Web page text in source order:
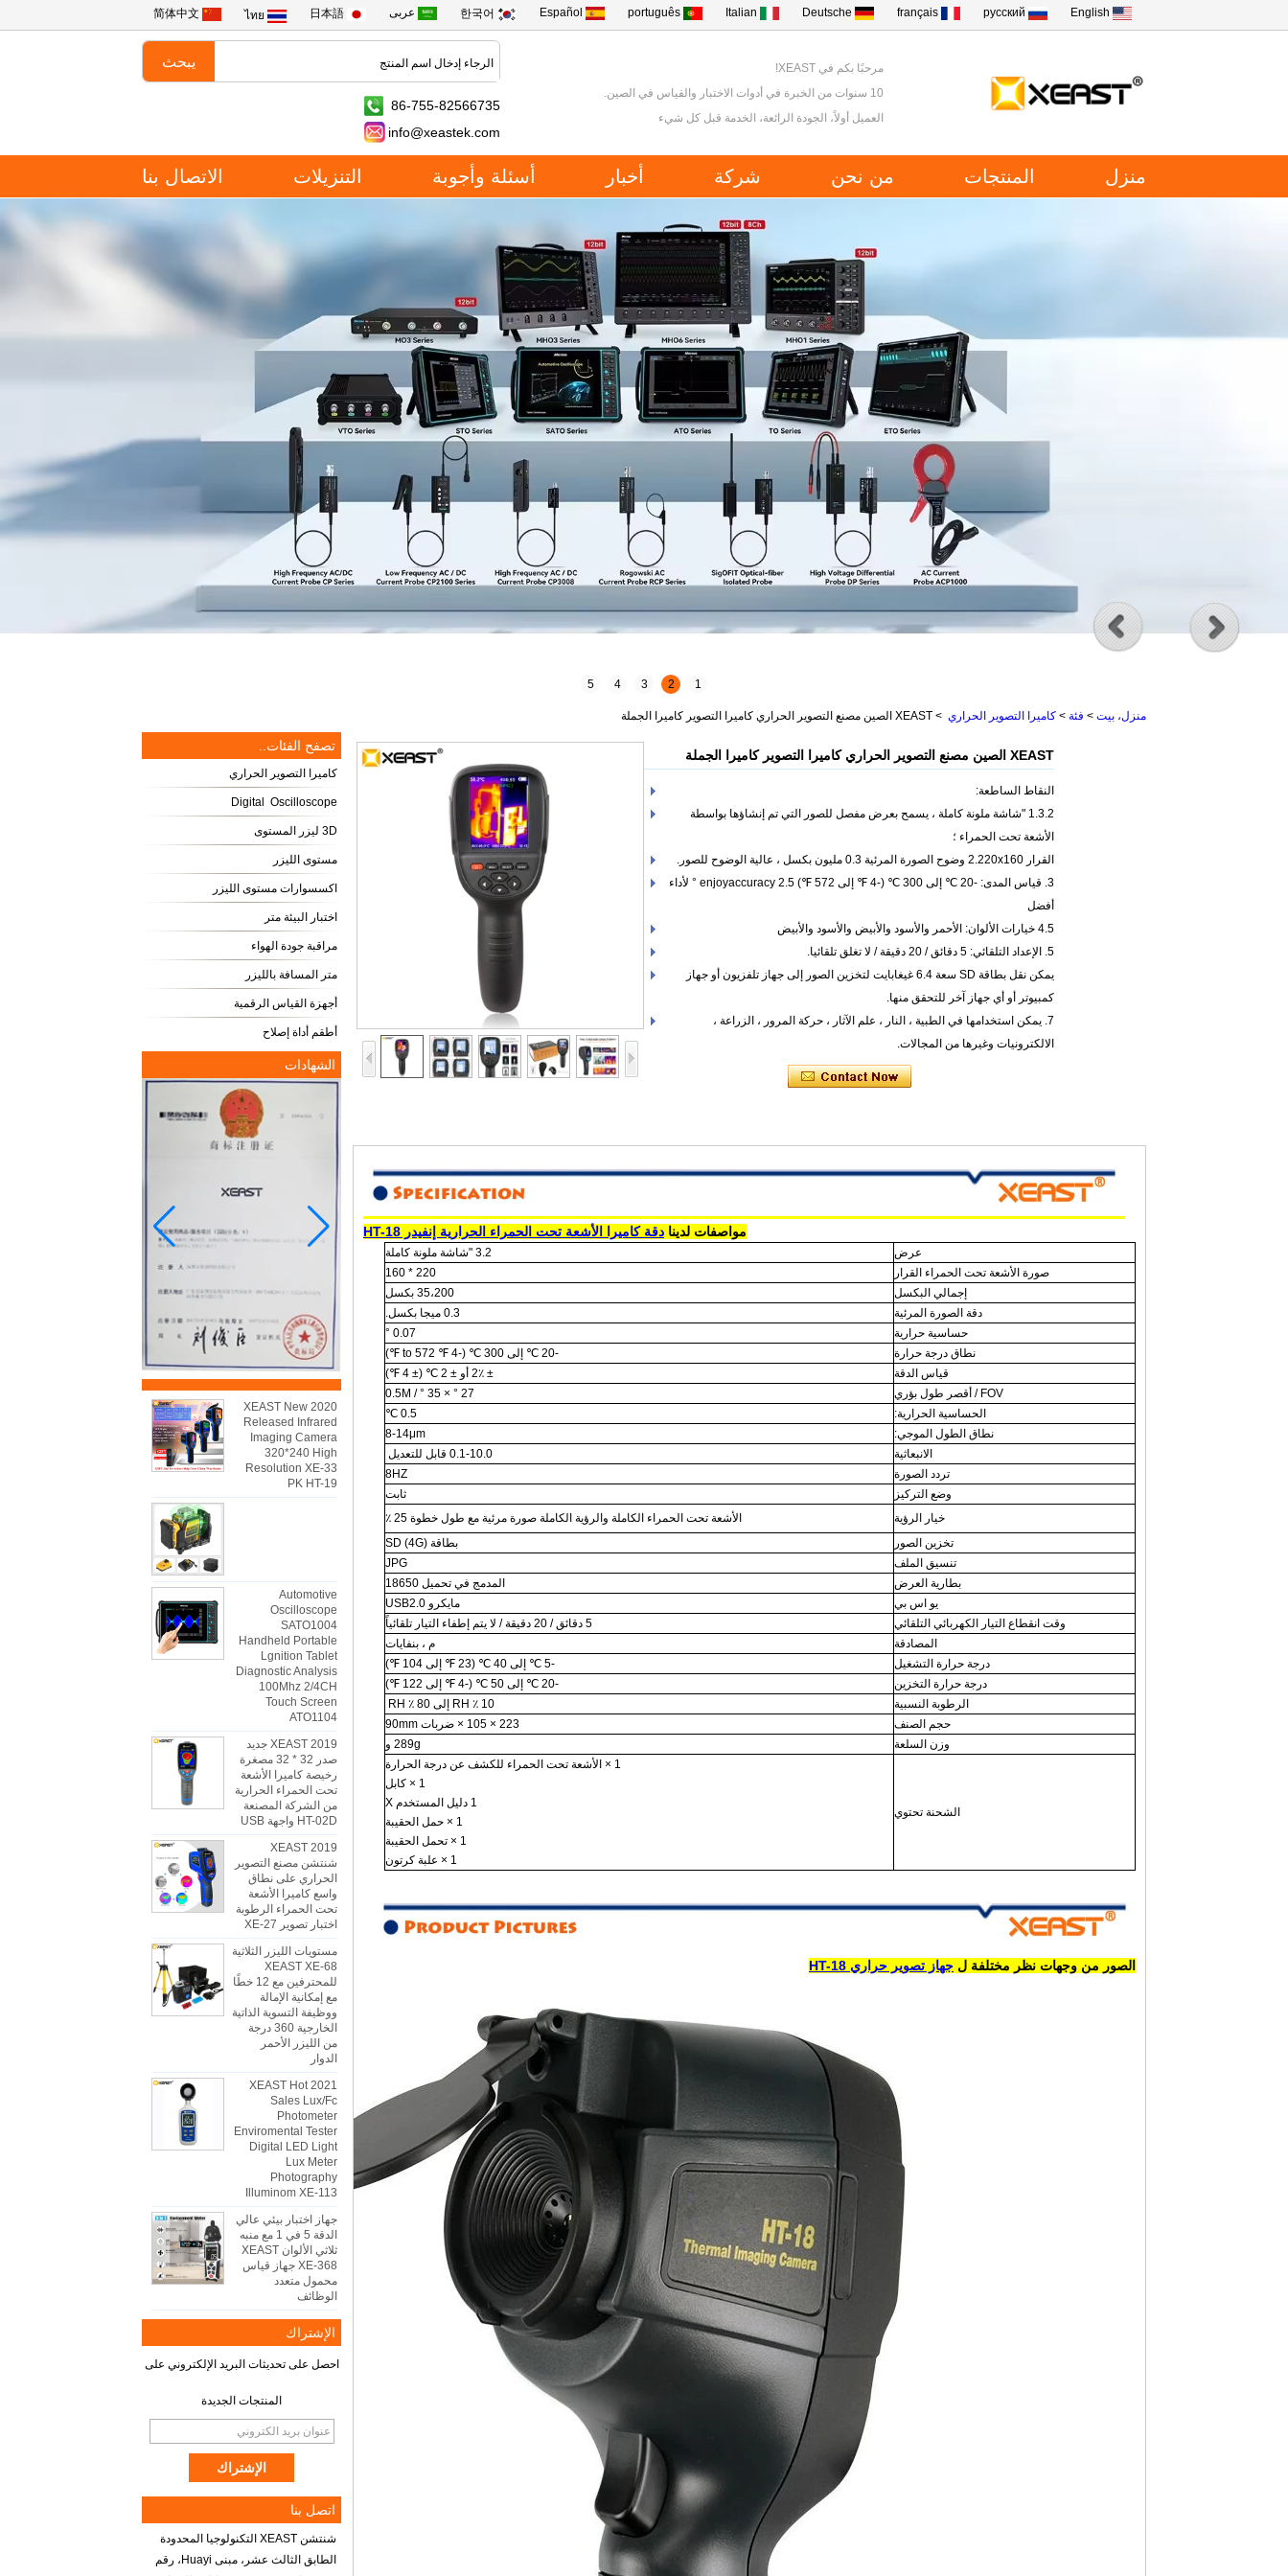
English
русский
français
Deutsche
Italian
português
Español
한국어 عربى 日本語
ไทย
简体中文
مرحبًا بكم في XEAST!
10 سنوات من الخبرة في أدوات الاختبار والقياس في الصين.
العميل أولاً، الجودة الرائعة، الخدمة قبل كل شيء
86-755-82566735
info@xeastek.com
منزل المنتجات من نحن شركة أخبار أسئلة وأجوبة التنزيلات الاتصال بنا
1
2
3
4
5
منزل، بيت > فئة > كاميرا التصوير الحراري > XEAST الصين مصنع التصوير الحراري كاميرا التصوير كاميرا الجملة
تصفح الفئات..
كاميرا التصوير الحراري
Digital Oscilloscope
3D ليزر المستوى
مستوى الليزر
اكسسوارات مستوى الليزر
اختبار البيئة متر
مراقبة جودة الهواء
متر المسافة بالليزر
أجهزة القياس الرقمية
أطقم أداة إصلاح
الشهادات
2020 XEAST New
Released Infrared
Imaging Camera
320*240 High
Resolution XE-33
PK HT-19
Automotive
Oscilloscope
SATO1004
Handheld Portable
Lgnition Tablet
Diagnostic Analysis
100Mhz 2/4CH
Touch Screen
ATO1104
2019 XEAST جديد
صدر 32 * 32 مصغرة
رخيصة كاميرا الأشعة
تحت الحمراء الحرارية
من الشركة المصنعة
HT-02D واجهة USB
2019 XEAST
شنتشن مصنع التصوير
الحراري على نطاق
واسع كاميرا الأشعة
تحت الحمراء الرطوبة
اختبار تصوير XE-27
مستويات الليزر الثلاثية
XEAST XE-68
للمحترفين مع 12 خطًا
مع إمكانية الإمالة
ووظيفة التسوية الذاتية
الخارجية 360 درجة
من الليزر الأحمر
الدوار
2021 XEAST Hot
Sales Lux/Fc
Photometer
Enviromental Tester
Digital LED Light
Lux Meter
Photography
Illuminom XE-113
جهاز اختبار بيئي عالي
الدقة 5 في 1 مع منبه
ثلاثي الألوان XEAST
XE-368 جهاز قياس
محمول متعدد
الوظائف
الإشتراك
احصل على تحديثات البريد الإلكتروني على
المنتجات الجديدة
اتصل بنا
شنتشن XEAST التكنولوجيا المحدودة
الطابق الثالث عشر، مبنى Huayi، رقم
XEAST الصين مصنع التصوير الحراري كاميرا التصوير كاميرا الجملة
النقاط الساطعة:
1.3.2 "شاشة ملونة كاملة ، يسمح بعرض مفصل للصور التي تم إنشاؤها بواسطة
الأشعة تحت الحمراء ؛
القرار 2.220x160 وضوح الصورة المرئية 0.3 مليون بكسل ، عالية الوضوح للصور.
3. قياس المدى: -20 ℃ إلى 300 ℃ (-4 ℉ إلى 572 ℉) enjoyaccuracy 2.5 ° لأداء
أفضل
4.5 خيارات الألوان: الأحمر والأسود والأبيض والأسود والأبيض
5. الإعداد التلقائي: 5 دقائق / 20 دقيقة / لا تغلق تلقائيا.
يمكن نقل بطاقة SD سعة 6.4 غيغابايت لتخزين الصور إلى جهاز تلفزيون أو جهاز
كمبيوتر أو أي جهاز آخر للتحقق منها.
7. يمكن استخدامها في الطبية ، النار ، علم الآثار ، حركة المرور ، الزراعة ،
الالكترونيات وغيرها من المجالات.
مواصفات لدينا دقة كاميرا الأشعة تحت الحمراء الحرارية إنفيدر HT-18
عرض
صورة الأشعة تحت الحمراء القرار
220 * 160
إجمالي البكسل
35،200 بكسل
دقة الصورة المرئية
0.3 ميجا بكسل.
حساسية حرارية
0.07 °
نطاق درجة حرارة
-20 ℃ إلى 300 ℃ (-4 ℉ to 572 ℉)
قياس الدقة
± 2٪ أو ± 2 ℃ (± 4 ℉)
FOV / أقصر طول بؤري
الحساسية الحرارية:
0.5 ℃
نطاق الطول الموجي:
8-14μm
الانبعاثية
0.1-10.0 قابل للتعديل
تردد الصورة
8HZ
وضع التركيز
ثابت
خيار الرؤية
الأشعة تحت الحمراء الكاملة والرؤية الكاملة صورة مرئية مع طول خطوة 25 ٪
تخزين الصور
بطاقة SD (4G)
تنسيق الملف
JPG
بطارية العرض
المدمج في تحميل 18650
يو اس بي
مايكرو USB2.0
وقت انقطاع التيار الكهربائي التلقائي
5 دقائق / 20 دقيقة / لا يتم إطفاء التيار تلقائياً
المصادقة
م ، بنفايات
درجة حرارة التشغيل
-5 ℃ إلى 40 ℃ (23 ℉ إلى 104 ℉)
درجة حرارة التخزين
-20 ℃ إلى 50 ℃ (-4 ℉ إلى 122 ℉)
الرطوبة النسبية
10 ٪ RH إلى 80 ٪ RH
حجم الصنف
223 × 105 × ضربات 90mm
وزن السلعة
289g و
الشحنة تحتوي
1 × الأشعة تحت الحمراء للكشف عن درجة الحرارة
1 × كابل
1 دليل المستخدم X
1 × حمل الحقيبة
1 × تحمل الحقيبة
1 × علبة كرتون
الصور من وجهات نظر مختلفة ل جهاز تصوير حراري HT-18